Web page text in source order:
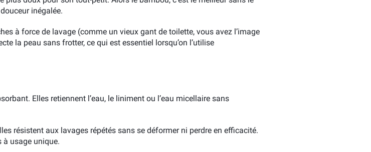
inégalée.
à force de lavage (comme un vieux gant de toilette, vous avez l’image
la peau sans frotter, ce qui est essentiel lorsqu’on l’utilise
Elles retiennent l’eau, le liniment ou l’eau micellaire sans
résistent aux lavages répétés sans se déformer ni perdre en efficacité.
à usage unique.